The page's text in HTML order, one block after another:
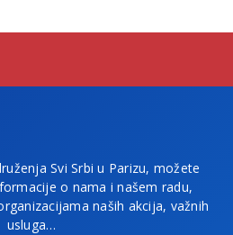
Svi Srbi u Parizu, možete
o nama i našem radu,
naših akcija, važnih
usluga…